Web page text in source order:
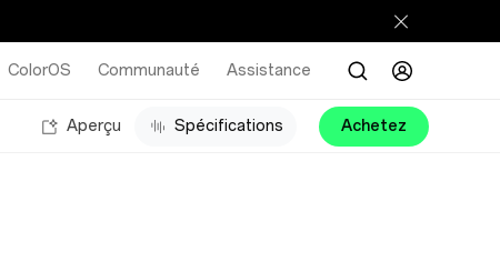
ColorOS Communauté Assistance
Aperçu Spécifications Achetez